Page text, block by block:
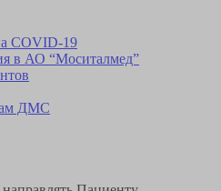
COVID-19
в АО “Моситалмед”
ДМС